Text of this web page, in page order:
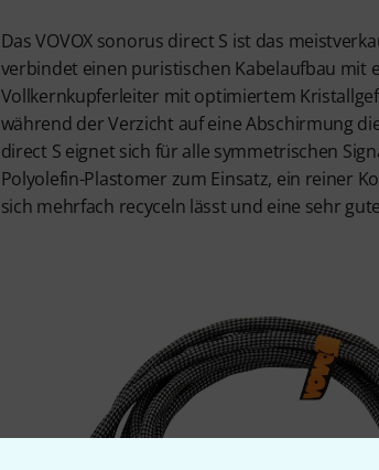
Das VOVOX sonorus direct S ist das
verbindet einen puristischen Kabelaufbau mit
Vollkernkupferleiter mit optimiertem
während der Verzicht auf eine Abschirmung
direct S eignet sich für alle symmetrischen
Polyolefin-Plastomer zum Einsatz, ein reiner
sich mehrfach recyceln lässt und eine sehr